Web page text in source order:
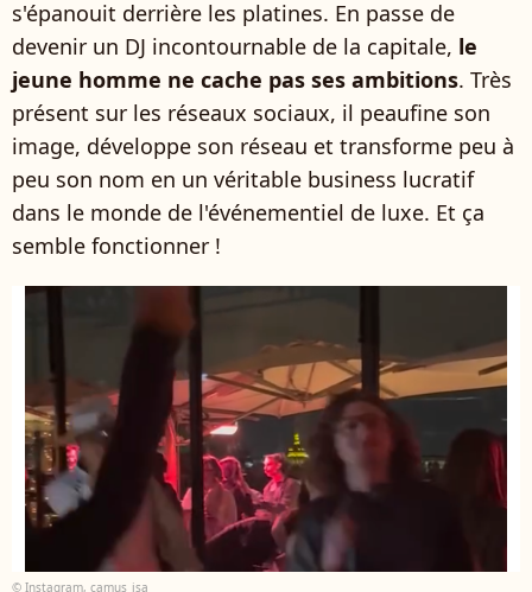
s'épanouit derrière les platines. En passe de
devenir un DJ incontournable de la capitale, le
jeune homme ne cache pas ses ambitions. Très
présent sur les réseaux sociaux, il peaufine son
image, développe son réseau et transforme peu à
peu son nom en un véritable business lucratif
dans le monde de l'événementiel de luxe. Et ça
semble fonctionner !
© Instagram, camus_isa